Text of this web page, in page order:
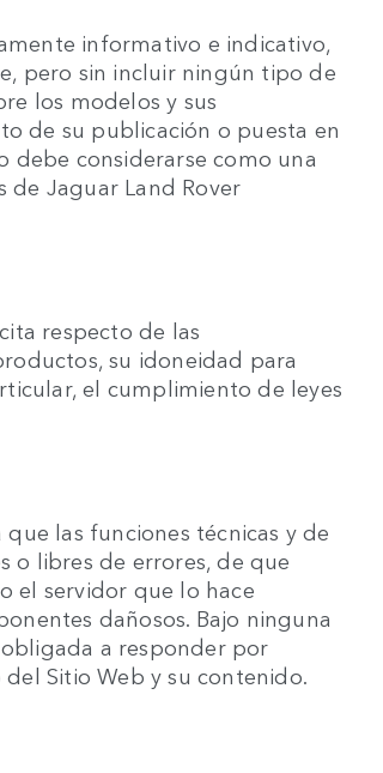
informativo e indicativo,
pero sin incluir ningún tipo de
los modelos y sus
de su publicación o puesta en
debe considerarse como una
Jaguar Land Rover
respecto de las
su idoneidad para
el cumplimiento de leyes
las funciones técnicas y de
o libres de errores, de que
el servidor que lo hace
dañosos. Bajo ninguna
a responder por
Sitio Web y su contenido.